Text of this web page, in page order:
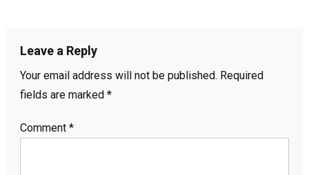
Leave a Reply
Your email address will not be published. Required
fields are marked *
Comment *